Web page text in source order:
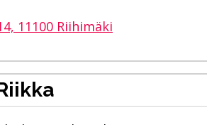
11100 Riihimäki